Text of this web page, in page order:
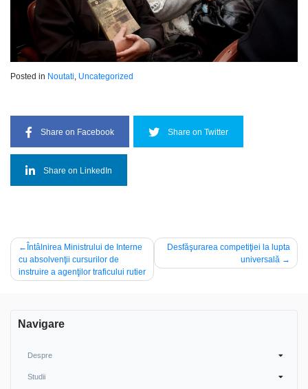
Posted in Noutati, Uncategorized
Share on Facebook Share on Twitter
Share on LinkedIn
Navigare
în
articole
Întâlnirea Ministrului de Interne
cu absolvenţii cursurilor de
instruire a agenţilor traficului rutier
Desfăşurarea competiţiei la lupta
universală
Navigare
Despre
Studii